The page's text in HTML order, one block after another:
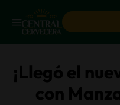
¡Llegó el
con